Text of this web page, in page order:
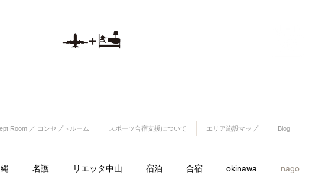
25-5
Room ／ コンセプトルーム スポーツ合宿支援について エリア施設マップ Blog
名護 リエッタ中山 宿泊 合宿 okinawa nago